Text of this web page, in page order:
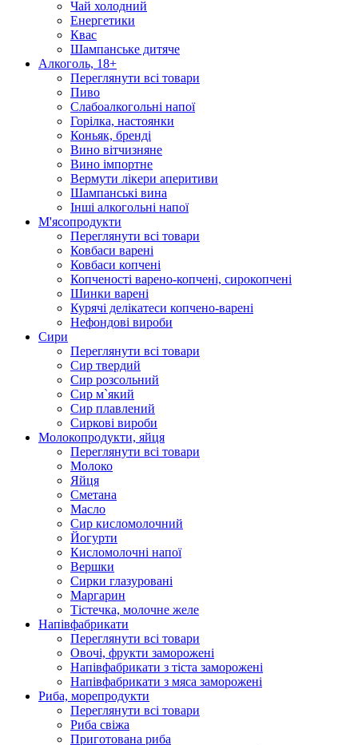
Чай холодний
Енергетики
Квас
Шампанське дитяче
Алкоголь, 18+
Переглянути всі товари
Пиво
Слабоалкогольні напої
Горілка, настоянки
Коньяк, бренді
Вино вітчизняне
Вино імпортне
Вермути лікери аперитиви
Шампанські вина
Інші алкогольні напої
М'ясопродукти
Переглянути всі товари
Ковбаси варені
Ковбаси копчені
Копченості варено-копчені, сирокопчені
Шинки варені
Курячі делікатеси копчено-варені
Нефондові вироби
Сири
Переглянути всі товари
Сир твердий
Сир розсольний
Сир м`який
Сир плавлений
Сиркові вироби
Молокопродукти, яйця
Переглянути всі товари
Молоко
Яйця
Сметана
Масло
Сир кисломолочний
Йогурти
Кисломолочні напої
Вершки
Сирки глазуровані
Маргарин
Тістечка, молочне желе
Напівфабрикати
Переглянути всі товари
Овочі, фрукти заморожені
Напівфабрикати з тіста заморожені
Напівфабрикати з мяса заморожені
Риба, морепродукти
Переглянути всі товари
Риба свіжа
Приготована риба